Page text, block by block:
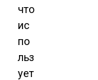
что
ис
по
льз
ует